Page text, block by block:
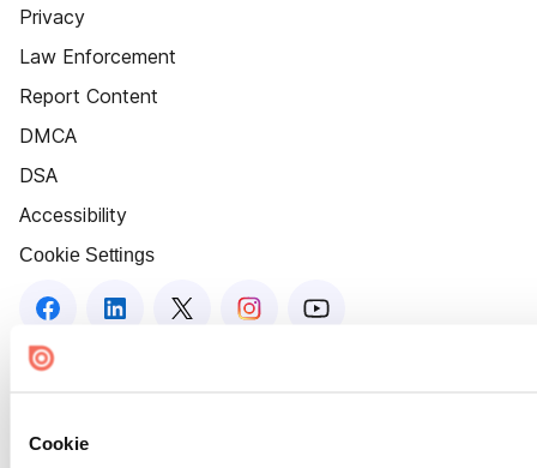
Cookie
Privacy
Law Enforcement
Report Content
DMCA
DSA
Accessibility
Cookie Settings